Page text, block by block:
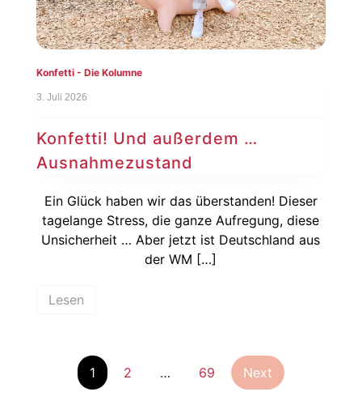
Konfetti - Die Kolumne
3. Juli 2026
Konfetti! Und außerdem …
Ausnahmezustand
Ein Glück haben wir das überstanden! Dieser
tagelange Stress, die ganze Aufregung, diese
Unsicherheit … Aber jetzt ist Deutschland aus
der WM […]
Lesen
1 2 … 69 Next